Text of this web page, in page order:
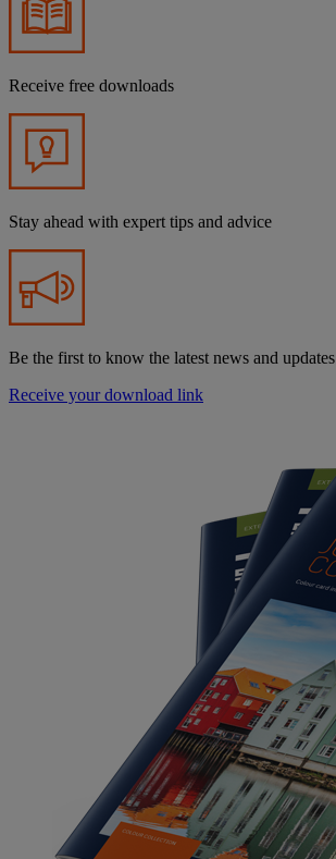
Receive free downloads
Stay ahead with expert tips and advice
Be the first to know the latest news and updates
Receive your download link